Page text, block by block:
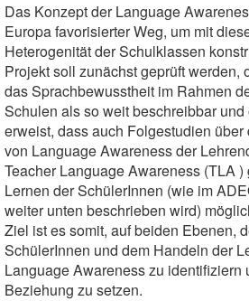
Das Konzept der Language
Europa favorisierter Weg, um mit
Heterogenität der Schulklassen
Projekt soll zunächst geprüft werden,
das Sprachbewusstheit im Rahmen
Schulen als so weit beschreibbar
erweist, dass auch Folgestudien
von Language Awareness der
Teacher Language Awareness (TLA
Lernen der SchülerInnen (wie im
weiter unten beschrieben wird)
Ziel ist es somit, auf beiden Ebenen,
SchülerInnen und dem Handeln der
Language Awareness zu identifiziern
Beziehung zu setzen.